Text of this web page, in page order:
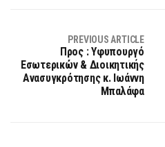
PREVIOUS ARTICLE
Προς : Υφυπουργό
Εσωτερικών & Διοικητικής
Ανασυγκρότησης κ. Ιωάννη
Μπαλάφα